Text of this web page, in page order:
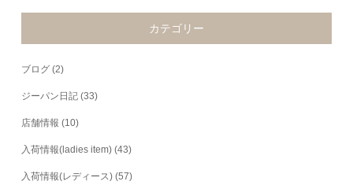
カテゴリー
ブログ (2)
ジーパン日記 (33)
店舗情報 (10)
入荷情報(ladies item) (43)
入荷情報(レディース) (57)